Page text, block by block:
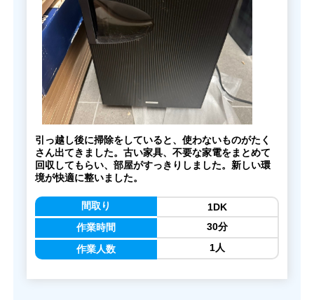
引っ越し後に掃除をしていると、使わないものがたく
さん出てきました。古い家具、不要な家電をまとめて
回収してもらい、部屋がすっきりしました。新しい環
境が快適に整いました。
間取り
作業時間
作業人数
1DK
30分
1人